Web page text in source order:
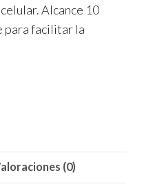
Alcance 10
para facilitar la
(0)